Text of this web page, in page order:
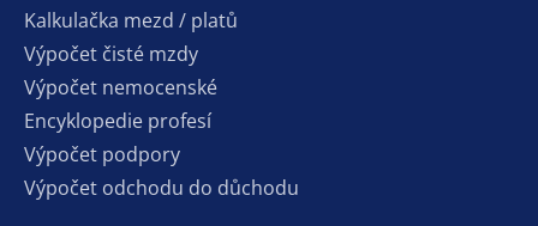
Kalkulačka mezd / platů
Výpočet čisté mzdy
Výpočet nemocenské
Encyklopedie profesí
Výpočet podpory
Výpočet odchodu do důchodu